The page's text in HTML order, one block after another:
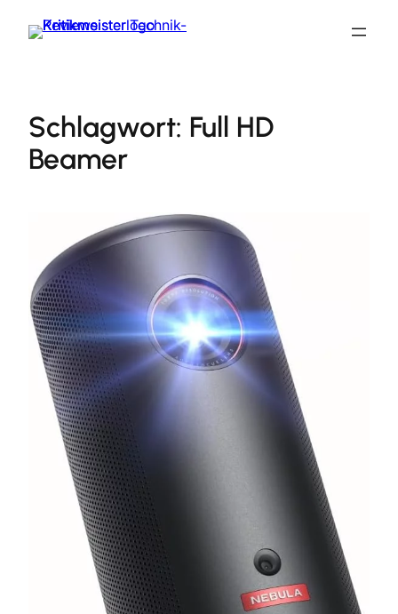
Inhalt
Schlagwort: Full HD
Beamer